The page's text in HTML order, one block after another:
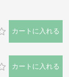
カートに入れる
カートに入れる